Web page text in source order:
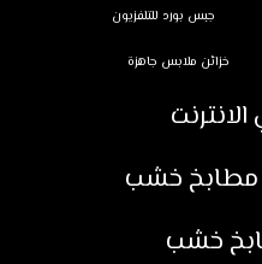
جبس بورد للتلفزيون
خزائن ملابس جاهزة
مطابخ خشب
خشب